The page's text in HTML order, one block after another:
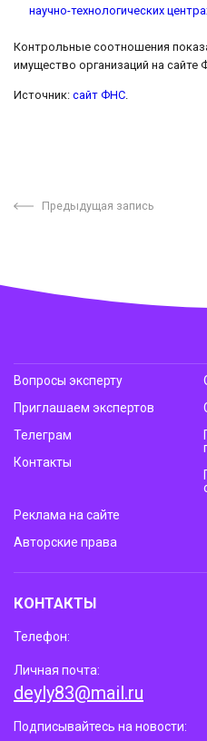
научно-технологических
Контрольные соотношения
имущество организаций на
Источник: сайт ФНС
Предыдущая запись
Вопросы эксперту
Приглашаем экспертов
Телеграм
Контакты
Реклама на сайте
Авторские права
КОНТАКТЫ
Телефон:
Личная почта:
deyly83@mail.ru
Подписывайтесь на новости: